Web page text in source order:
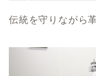
伝統を守りながら